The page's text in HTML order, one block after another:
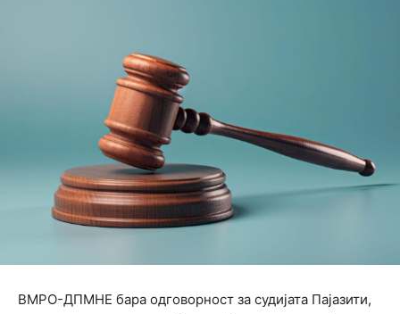
ВМРО-ДПМНЕ бара одговорност за судијата Пајазити,